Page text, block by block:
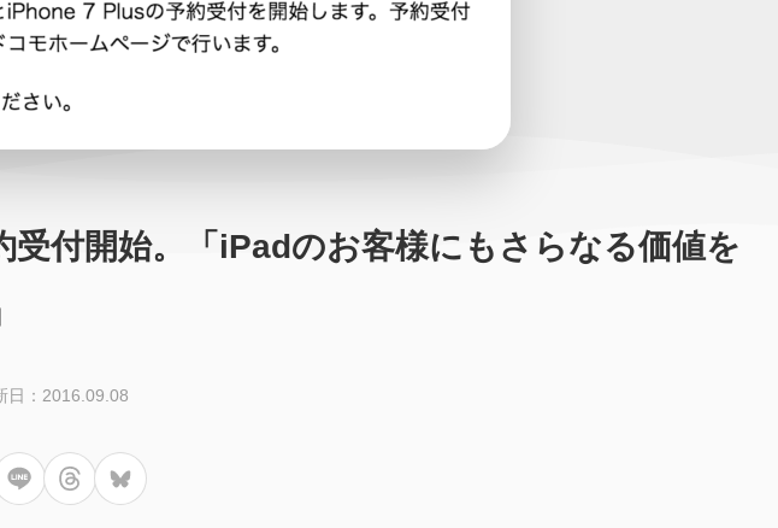
付開始。「iPadのお客様にもさらなる価値を
日：2016.09.08